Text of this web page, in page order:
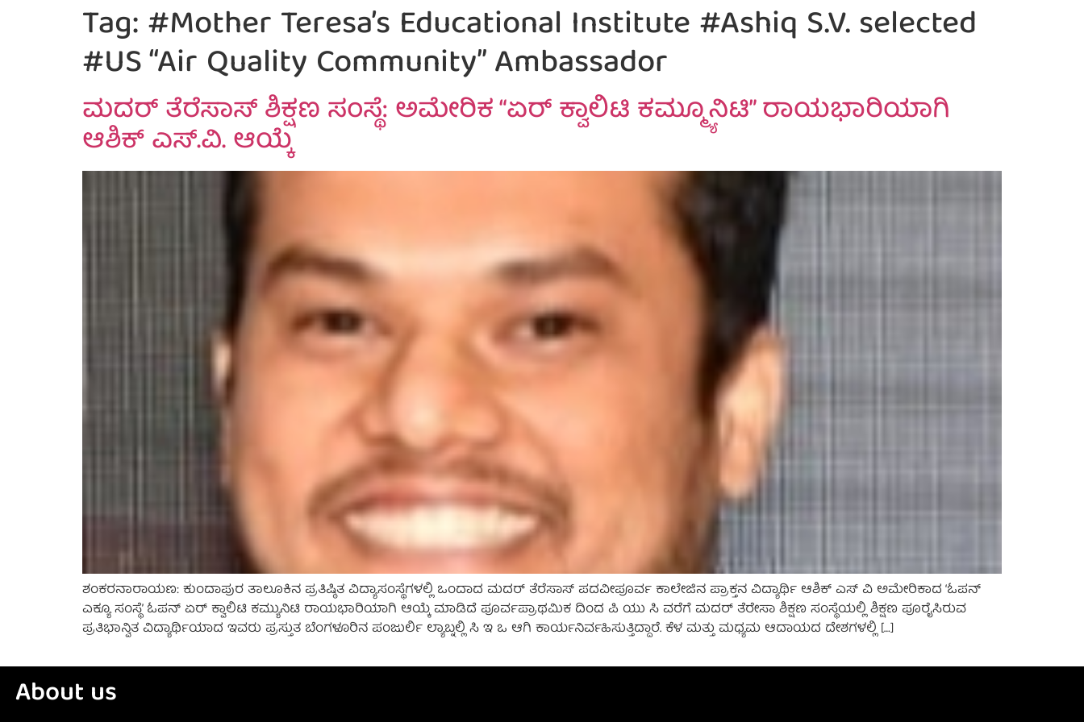
Tag:#Mother Teresa’s Educational Institute #Ashiq S.V. selected
#US “Air Quality Community” Ambassador
ಮದರ್ ತೆರೆಸಾಸ್ ಶಿಕ್ಷಣ ಸಂಸ್ಥೆ: ಅಮೇರಿಕ “ಏರ್ ಕ್ವಾಲಿಟಿ ಕಮ್ಮ್ಯೂನಿಟಿ” ರಾಯಭಾರಿಯಾಗಿ
ಆಶಿಕ್ ಎಸ್.ವಿ. ಆಯ್ಕೆ
ಶಂಕರನಾರಾಯಣ: ಕುಂದಾಪುರ ತಾಲೂಕಿನ ಪ್ರತಿಷ್ಠಿತ ವಿದ್ಯಾಸಂಸ್ಥೆಗಳಲ್ಲಿ ಒಂದಾದ ಮದರ್ ತೆರೆಸಾಸ್ ಪದವೀಪೂರ್ವ ಕಾಲೇಜಿನ ಪ್ರಾಕ್ತನ ವಿದ್ಯಾರ್ಥಿ ಆಶಿಕ್ ಎಸ್ ವಿ ಅಮೇರಿಕಾದ ‘ಓಪನ್
ಎಕ್ಯೂ ಸಂಸ್ಥೆ’ ಓಪನ್ ಏರ್ ಕ್ವಾಲಿಟಿ ಕಮ್ಯುನಿಟಿ ರಾಯಭಾರಿಯಾಗಿ ಆಯ್ಕೆ ಮಾಡಿದೆ ಪೂರ್ವಪ್ರಾಥಮಿಕ ದಿಂದ ಪಿ ಯು ಸಿ ವರೆಗೆ ಮದರ್ ತೆರೇಸಾ ಶಿಕ್ಷಣ ಸಂಸ್ಥೆಯಲ್ಲಿ ಶಿಕ್ಷಣ ಪೂರೈಸಿರುವ
ಪ್ರತಿಭಾನ್ವಿತ ವಿದ್ಯಾರ್ಥಿಯಾದ ಇವರು ಪ್ರಸ್ತುತ ಬೆಂಗಳೂರಿನ ಪಂಜುರ್ಲಿ ಲ್ಯಾಬ್ನಲ್ಲಿ ಸಿ ಇ ಒ ಆಗಿ ಕಾರ್ಯನಿರ್ವಹಿಸುತ್ತಿದ್ದಾರೆ. ಕೆಳ ಮತ್ತು ಮಧ್ಯಮ ಆದಾಯದ ದೇಶಗಳಲ್ಲಿ […]
About us